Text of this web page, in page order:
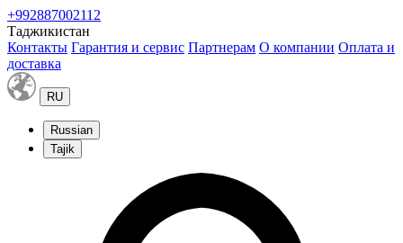
+992887002112
Таджикистан
Контакты Гарантия и сервис Партнерам О компании Оплата и
доставка
RU
Russian
Tajik